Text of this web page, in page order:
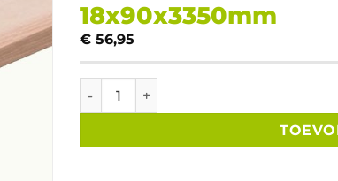
18x90x3350mm
€ 56,95
Western Red Cedar board geschaafd